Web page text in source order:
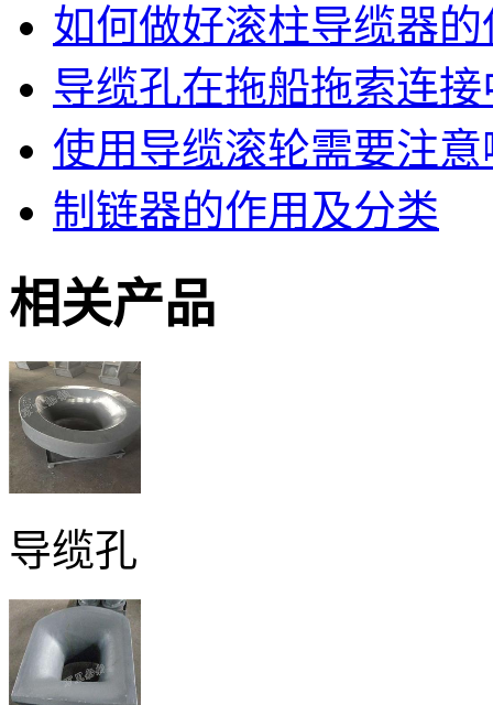
如何做好滚柱导缆器
导缆孔在拖船拖索连
使用导缆滚轮需要注意
制链器的作用及分类
相关产品
导缆孔